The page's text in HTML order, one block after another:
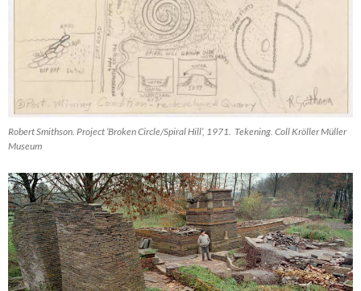
Robert Smithson. Project ‘Broken Circle/Spiral Hill’, 1971. Tekening. Coll Kröller Müller
Museum